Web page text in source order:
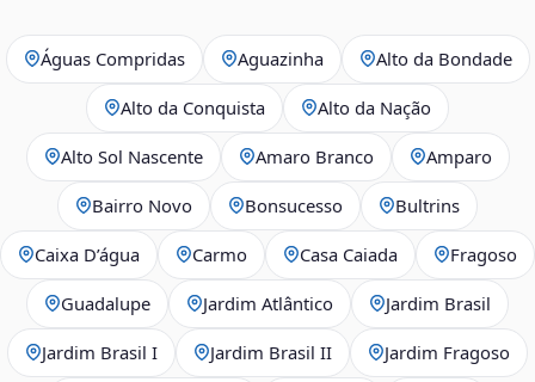
Águas Compridas Aguazinha Alto da Bondade
Alto da Conquista Alto da Nação
Alto Sol Nascente Amaro Branco Amparo
Bairro Novo Bonsucesso Bultrins
Caixa D’água Carmo Casa Caiada Fragoso
Guadalupe Jardim Atlântico Jardim Brasil
Jardim Brasil I Jardim Brasil II Jardim Fragoso